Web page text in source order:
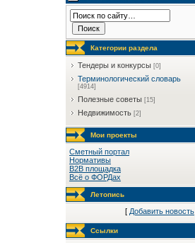
Категории раздела
Тендеры и конкурсы [0]
Терминологический словарь
[4914]
Полезные советы [15]
Недвижимость [2]
Мои проекты
Сметный портал
Нормативы
B2B площадка
Всё о ФОРДах
Летопись
[ Добавить новость
Ссылки